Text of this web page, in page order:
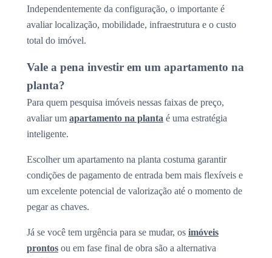
Independentemente da configuração, o importante é
avaliar localização, mobilidade, infraestrutura e o custo
total do imóvel.
Vale a pena investir em um apartamento na
planta?
Para quem pesquisa imóveis nessas faixas de preço,
avaliar um apartamento na planta é uma estratégia
inteligente.
Escolher um apartamento na planta costuma garantir
condições de pagamento de entrada bem mais flexíveis e
um excelente potencial de valorização até o momento de
pegar as chaves.
Já se você tem urgência para se mudar, os imóveis
prontos ou em fase final de obra são a alternativa